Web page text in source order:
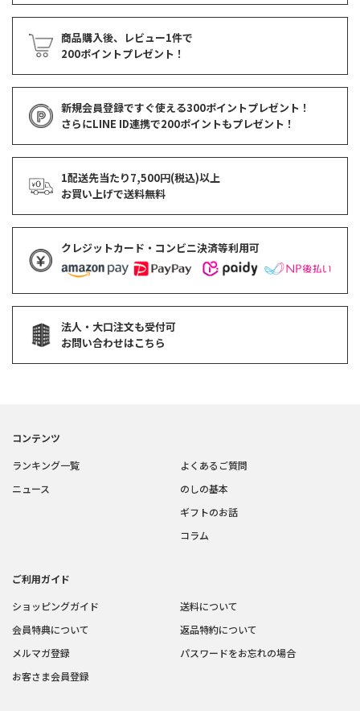
商品購入後、レビュー1件で
200ポイントプレゼント！
新規会員登録ですぐ使える300ポイントプレゼント！
さらにLINE ID連携で200ポイントもプレゼント！
1配送先当たり7,500円(税込)以上
お買い上げで送料無料
クレジットカード・コンビニ決済等利用可
法人・大口注文も受付可
お問い合わせはこちら
コンテンツ
ランキング一覧
ニュース
よくあるご質問
のしの基本
ギフトのお話
コラム
ご利用ガイド
ショッピングガイド
会員特典について
メルマガ登録
お客さま会員登録
送料について
返品特約について
パスワードをお忘れの場合